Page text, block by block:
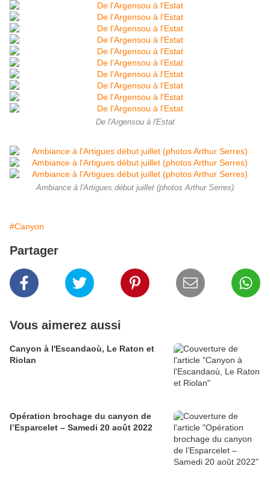
De l'Argensou à l'Estat
Ambiance à l'Artigues début juillet (photos Arthur Serres)
#Canyon
Partager
Vous aimerez aussi
Canyon à l'Escandaoù, Le Raton et
Riolan
Opération brochage du canyon de
l’Esparcelet – Samedi 20 août 2022